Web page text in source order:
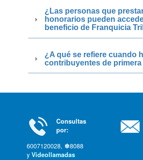
¿Las personas que
honorarios pueden
beneficio de Franquicia
¿A qué se refiere cuando
contribuyentes de
Consultas
por:
6007120028, ✽8088
y Videollamadas